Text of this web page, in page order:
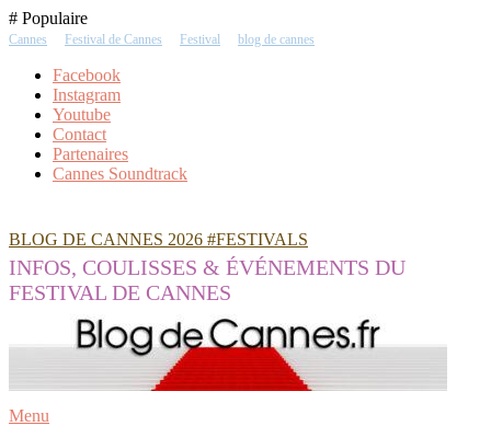
Skip
To
# Populaire
Cannes Festival de Cannes Festival blog de cannes
Facebook
Instagram
Youtube
Contact
Partenaires
Cannes Soundtrack
BLOG DE CANNES 2026 #FESTIVALS
INFOS, COULISSES & ÉVÉNEMENTS DU
FESTIVAL DE CANNES
Menu